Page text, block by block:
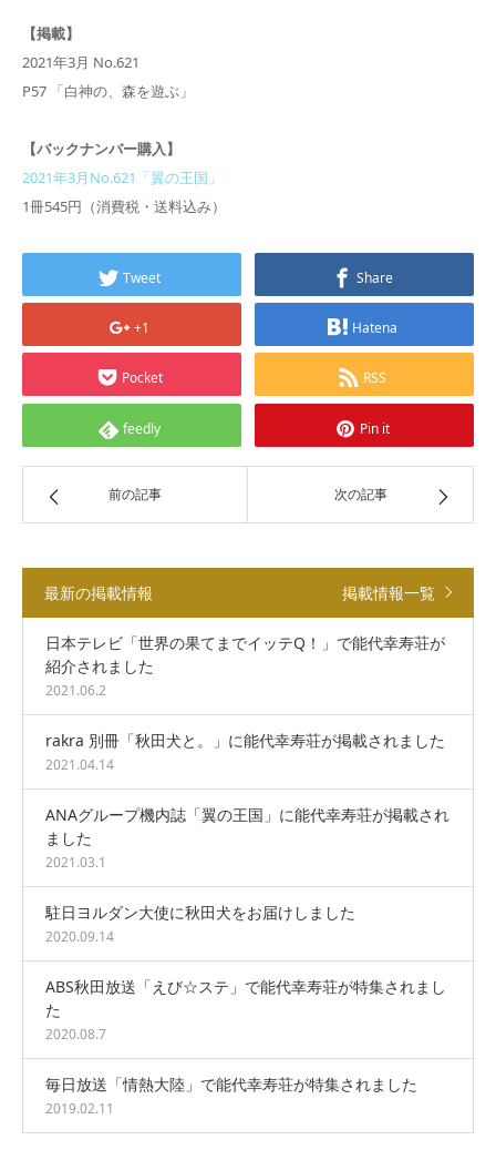
【掲載】
2021年3月 No.621
P57 「白神の、森を遊ぶ」
【バックナンバー購入】
2021年3月No.621「翼の王国」
1冊545円（消費税・送料込み）
Tweet Share
+1 Hatena
Pocket RSS
feedly Pin it
前の記事 次の記事
最新の掲載情報 掲載情報一覧
日本テレビ「世界の果てまでイッテQ！」で能代幸寿荘が
紹介されました
2021.06.2
rakra 別冊「秋田犬と。」に能代幸寿荘が掲載されました
2021.04.14
ANAグループ機内誌「翼の王国」に能代幸寿荘が掲載され
ました
2021.03.1
駐日ヨルダン大使に秋田犬をお届けしました
2020.09.14
ABS秋田放送「えび☆ステ」で能代幸寿荘が特集されまし
た
2020.08.7
毎日放送「情熱大陸」で能代幸寿荘が特集されました
2019.02.11